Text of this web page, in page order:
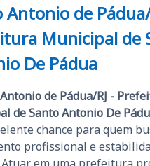
Antonio de Pádua/
Municipal de
De Pádua
de Pádua/RJ -
de Santo Antonio De
chance para quem
profissional e